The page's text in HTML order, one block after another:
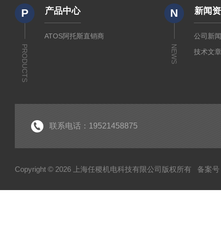
P
PRODUCTS
产品中心
ATOS阿托斯直销商
N
NEWS
新闻
公司新
技术文
联系电话：19521458875
Copyright © 2026 上海任稷机电科技有限公司版权所有 备案号